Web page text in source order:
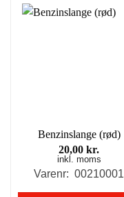
Benzinslange (rød)
20,00 kr.
inkl. moms
Varenr: 00210001